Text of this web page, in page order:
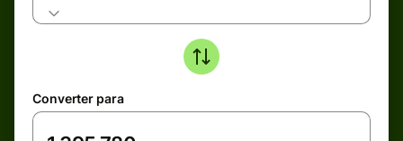
Converter para